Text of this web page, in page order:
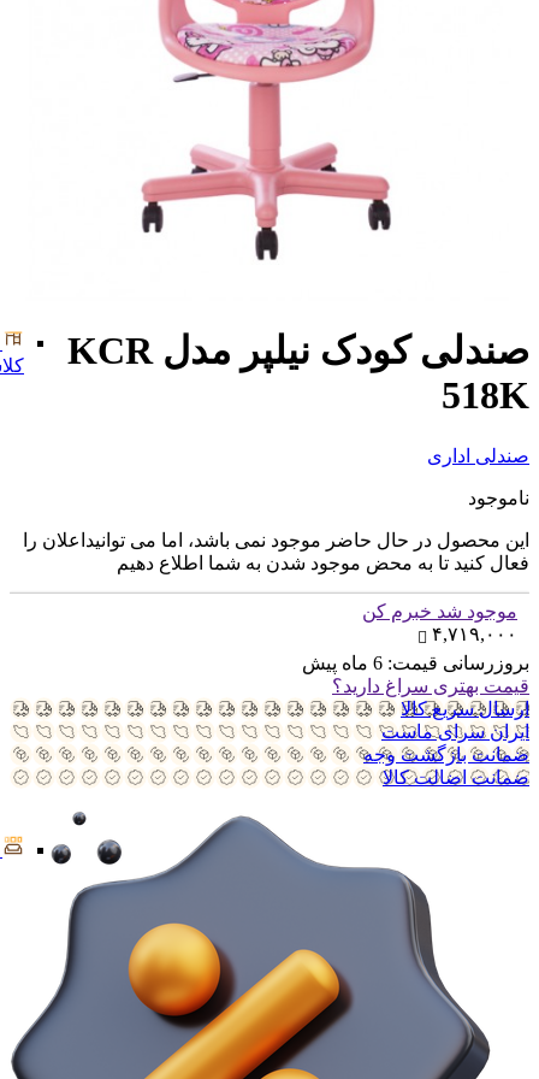
صندلی کودک نیلپر مدل KCR
518K
صندلی اداری
ناموجود
این محصول در حال حاضر موجود نمی باشد، اما می توانیداعلان را
فعال کنید تا به محض موجود شدن به شما اطلاع دهیم
موجود شد خبرم کن
۴,۷۱۹,۰۰۰
بروزرسانی قیمت: 6 ماه پیش
قیمت بهتری سراغ دارید؟
ارسال سریع کالا
ایران سرای ماست
ضمانت بازگشت وجه
ضمانت اضالت کالا